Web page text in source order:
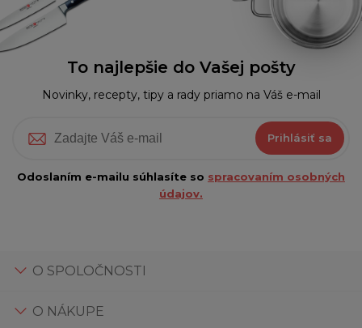
To najlepšie do Vašej pošty
Novinky, recepty, tipy a rady priamo na Váš e-mail
Prihlásiť sa
Odoslaním e-mailu súhlasíte so spracovaním osobných
údajov.
O SPOLOČNOSTI
O NÁKUPE